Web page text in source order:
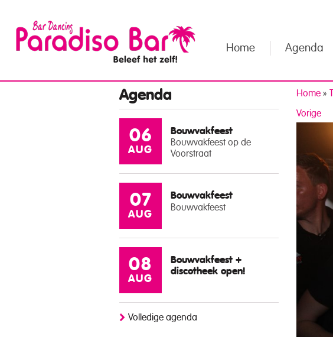
Home Agenda
Agenda
06
AUG
Bouwvakfeest
Bouwvakfeest op de
Voorstraat
07
AUG
Bouwvakfeest
Bouwvakfeest
08
AUG
Bouwvakfeest +
discotheek open!
Volledige agenda
Home »
Vorige